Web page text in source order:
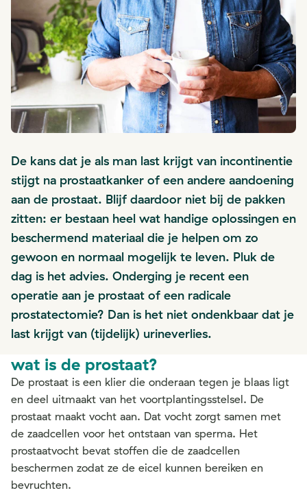
De kans dat je als man last krijgt van incontinentie
stijgt na prostaatkanker of een andere aandoening
aan de prostaat. Blijf daardoor niet bij de pakken
zitten: er bestaan heel wat handige oplossingen en
beschermend materiaal die je helpen om zo
gewoon en normaal mogelijk te leven. Pluk de
dag is het advies. Onderging je recent een
operatie aan je prostaat of een radicale
prostatectomie? Dan is het niet ondenkbaar dat je
last krijgt van (tijdelijk) urineverlies.
wat is de prostaat?
De prostaat is een klier die onderaan tegen je blaas ligt
en deel uitmaakt van het voortplantingsstelsel. De
prostaat maakt vocht aan. Dat vocht zorgt samen met
de zaadcellen voor het ontstaan van sperma. Het
prostaatvocht bevat stoffen die de zaadcellen
beschermen zodat ze de eicel kunnen bereiken en
bevruchten.